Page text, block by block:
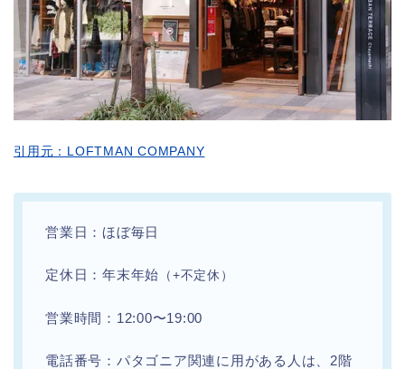
引用元：LOFTMAN COMPANY
営業日：ほぼ毎日
定休日：年末年始 （+不定休）
営業時間：12:00〜19:00
電話番号：パタゴニア関連に用がある人は、2階